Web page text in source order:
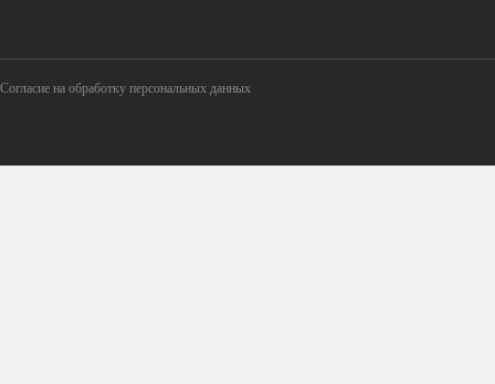
Согласие на обработку персональных данных